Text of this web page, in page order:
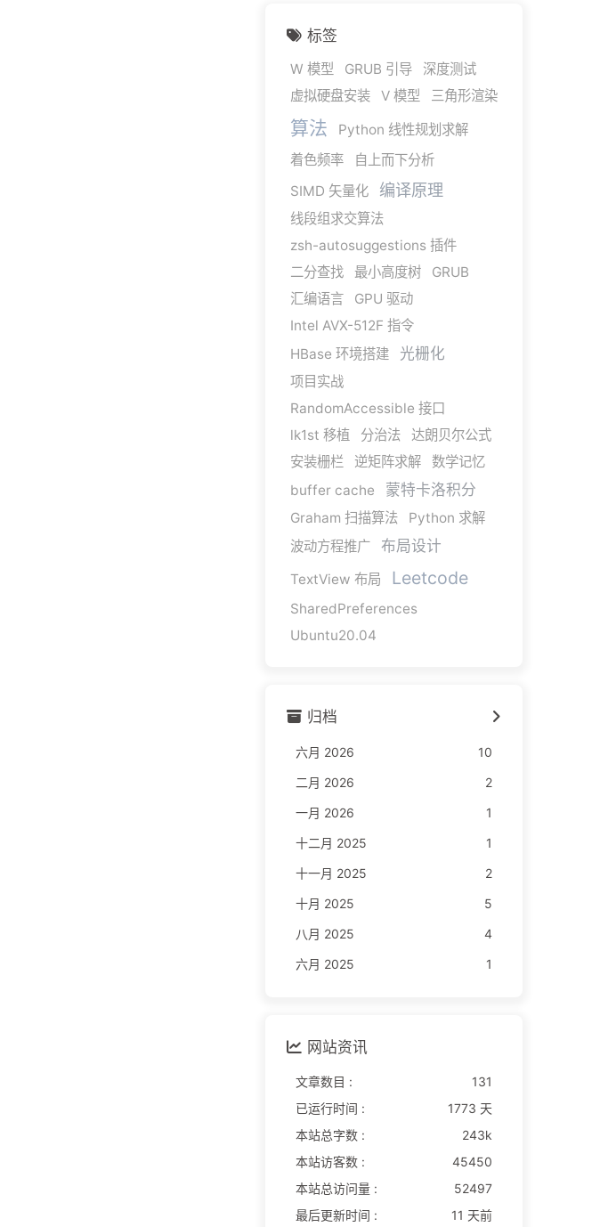
标签
W 模型 GRUB 引导
深度测试
虚拟硬盘安装
V 模型 三角形渲染
算法
Python 线性规划求解
着色频率
自上而下分析
SIMD 矢量化
编译原理
线段组求交算法
zsh-autosuggestions 插件
二分查找
最小高度树
GRUB
汇编语言
GPU 驱动
Intel AVX-512F 指令
HBase 环境搭建
光栅化
项目实战
RandomAccessible 接口
lk1st 移植
分治法
达朗贝尔公式
安装栅栏
逆矩阵求解
数学记忆
buffer cache
蒙特卡洛积分
Graham 扫描算法
Python 求解
波动方程推广
布局设计
TextView 布局 Leetcode
SharedPreferences
Ubuntu20.04
归档
六月 2026
10
二月 2026
2
一月 2026
1
十二月 2025
1
十一月 2025
2
十月 2025
5
八月 2025
4
六月 2025
1
网站资讯
文章数目 :
131
已运行时间 :
1773 天
本站总字数 :
243k
本站访客数 :
45450
本站总访问量 :
52497
最后更新时间 :
11 天前